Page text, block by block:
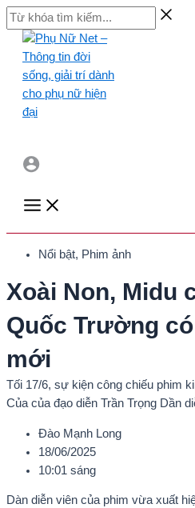
Skip
to
content
Từ
khóa
kiếm...
Main
Menu
Nổi bật, Phim ảnh
Xoài Non, Midu
Quốc Trường
mới
Tối 17/6, sự kiện công chiếu phim
Của của đạo diễn Trần Trọng Dần
Đào Mạnh Long
18/06/2025
10:01 sáng
Dàn diễn viên của phim vừa xuất